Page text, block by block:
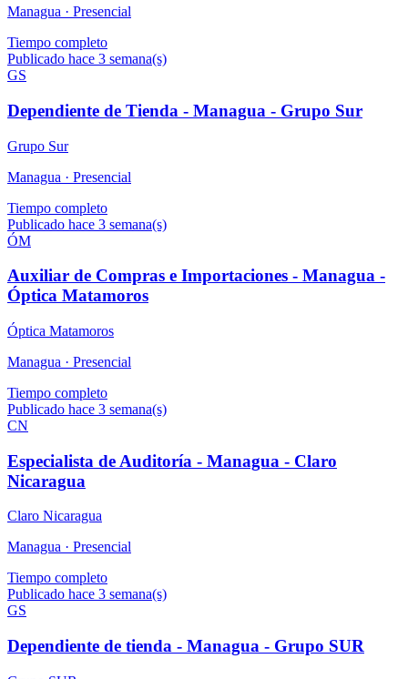
Managua · Presencial
Tiempo completo
Publicado hace 3 semana(s)
GS
Dependiente de Tienda - Managua - Grupo Sur
Grupo Sur
Managua · Presencial
Tiempo completo
Publicado hace 3 semana(s)
ÓM
Auxiliar de Compras e Importaciones - Managua -
Óptica Matamoros
Óptica Matamoros
Managua · Presencial
Tiempo completo
Publicado hace 3 semana(s)
CN
Especialista de Auditoría - Managua - Claro
Nicaragua
Claro Nicaragua
Managua · Presencial
Tiempo completo
Publicado hace 3 semana(s)
GS
Dependiente de tienda - Managua - Grupo SUR